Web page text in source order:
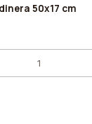
50x17 cm